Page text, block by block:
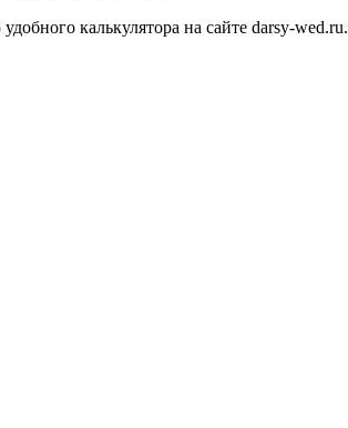
калькулятора на сайте darsy-wed.ru.